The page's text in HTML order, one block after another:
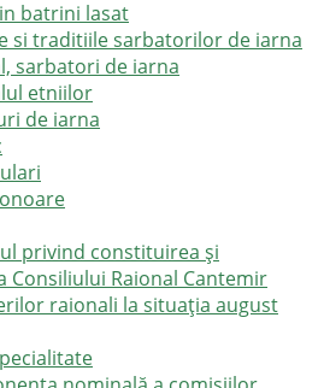
batrini lasat
si traditiile sarbatorilor de iarna
sarbatori de iarna
etniilor
de iarna
privind constituirea şi
Consiliului Raional Cantemir
raionali la situația august